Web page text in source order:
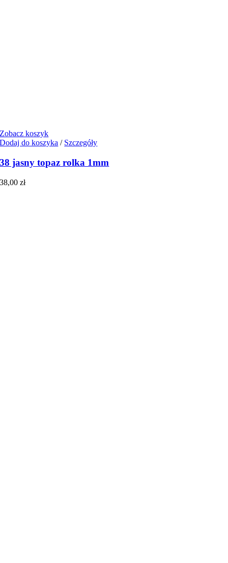
Zobacz koszyk
Dodaj do koszyka / Szczegóły
38 jasny topaz rolka 1mm
38,00zł